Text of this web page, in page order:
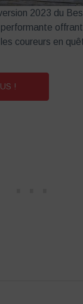
2023 du
coureurs en
!